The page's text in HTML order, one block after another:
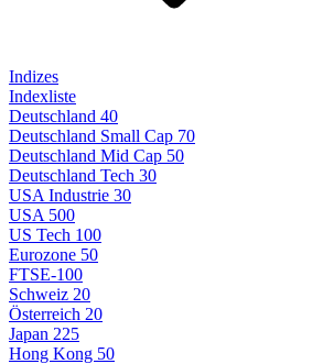
Indizes
Indexliste
Deutschland 40
Deutschland Small Cap 70
Deutschland Mid Cap 50
Deutschland Tech 30
USA Industrie 30
USA 500
US Tech 100
Eurozone 50
FTSE-100
Schweiz 20
Österreich 20
Japan 225
Hong Kong 50